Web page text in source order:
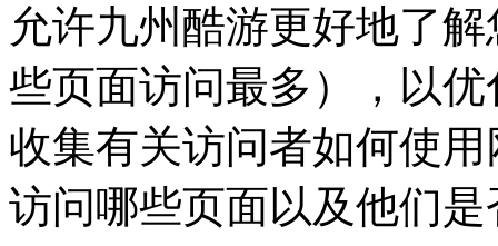
允许九州酷游更好地了解
些页面访问最多），以
收集有关访问者如何使用
访问哪些页面以及他们